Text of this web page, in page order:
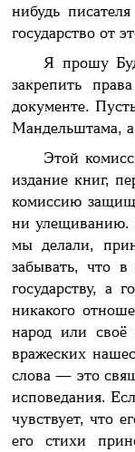
нибудь
государство от
Я прошу
закрепить
документе.
Мандельштама,
Этой
издание книг,
комиссию
ни улещиванию.
мы делали,
забывать, что
государству,
никакого
народ или своё
вражеских
слова — это
исповедания.
чувствует, что
его стихи